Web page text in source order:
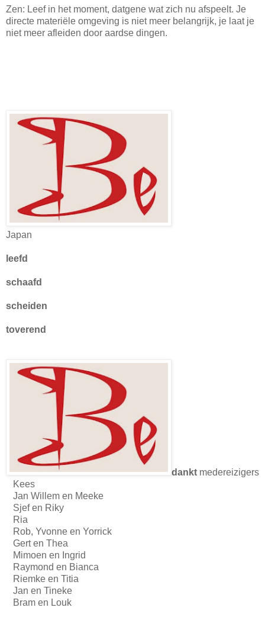
Zen: Leef in het moment, datgene wat zich nu afspeelt. Je
directe materiële omgeving is niet meer belangrijk, je laat je
niet meer afleiden door aardse dingen.
Japan
leefd
schaafd
scheiden
toverend
dankt medereizigers
Kees
Jan Willem en Meeke
Sjef en Riky
Ria
Rob, Yvonne en Yorrick
Gert en Thea
Mimoen en Ingrid
Raymond en Bianca
Riemke en Titia
Jan en Tineke
Bram en Louk